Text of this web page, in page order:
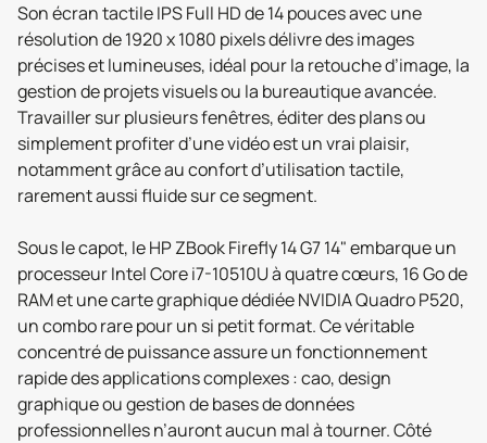
Son écran tactile IPS Full HD de 14 pouces avec une
résolution de 1920 x 1080 pixels délivre des images
précises et lumineuses, idéal pour la retouche d’image, la
gestion de projets visuels ou la bureautique avancée.
Travailler sur plusieurs fenêtres, éditer des plans ou
simplement profiter d’une vidéo est un vrai plaisir,
notamment grâce au confort d’utilisation tactile,
rarement aussi fluide sur ce segment.
Sous le capot, le HP ZBook Firefly 14 G7 14" embarque un
processeur Intel Core i7-10510U à quatre cœurs, 16 Go de
RAM et une carte graphique dédiée NVIDIA Quadro P520,
un combo rare pour un si petit format. Ce véritable
concentré de puissance assure un fonctionnement
rapide des applications complexes : cao, design
graphique ou gestion de bases de données
professionnelles n’auront aucun mal à tourner. Côté